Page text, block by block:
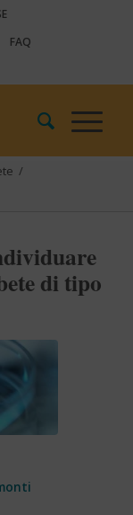
FAQ
/
di tipo